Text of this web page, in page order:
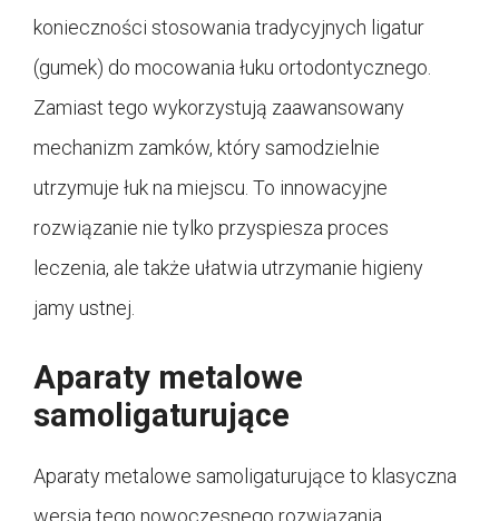
konieczności stosowania tradycyjnych ligatur
(gumek) do mocowania łuku ortodontycznego.
Zamiast tego wykorzystują zaawansowany
mechanizm zamków, który samodzielnie
utrzymuje łuk na miejscu. To innowacyjne
rozwiązanie nie tylko przyspiesza proces
leczenia, ale także ułatwia utrzymanie higieny
jamy ustnej.
Aparaty metalowe
samoligaturujące
Aparaty metalowe samoligaturujące to klasyczna
wersja tego nowoczesnego rozwiązania